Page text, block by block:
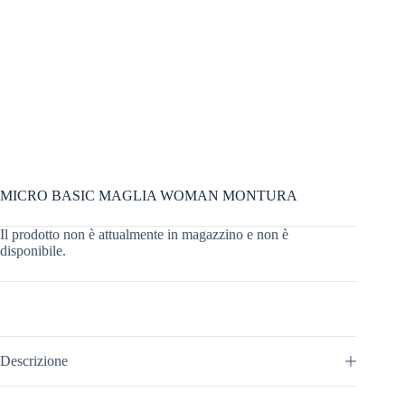
MICRO BASIC MAGLIA WOMAN MONTURA
Il prodotto non è attualmente in magazzino e non è
disponibile.
Descrizione